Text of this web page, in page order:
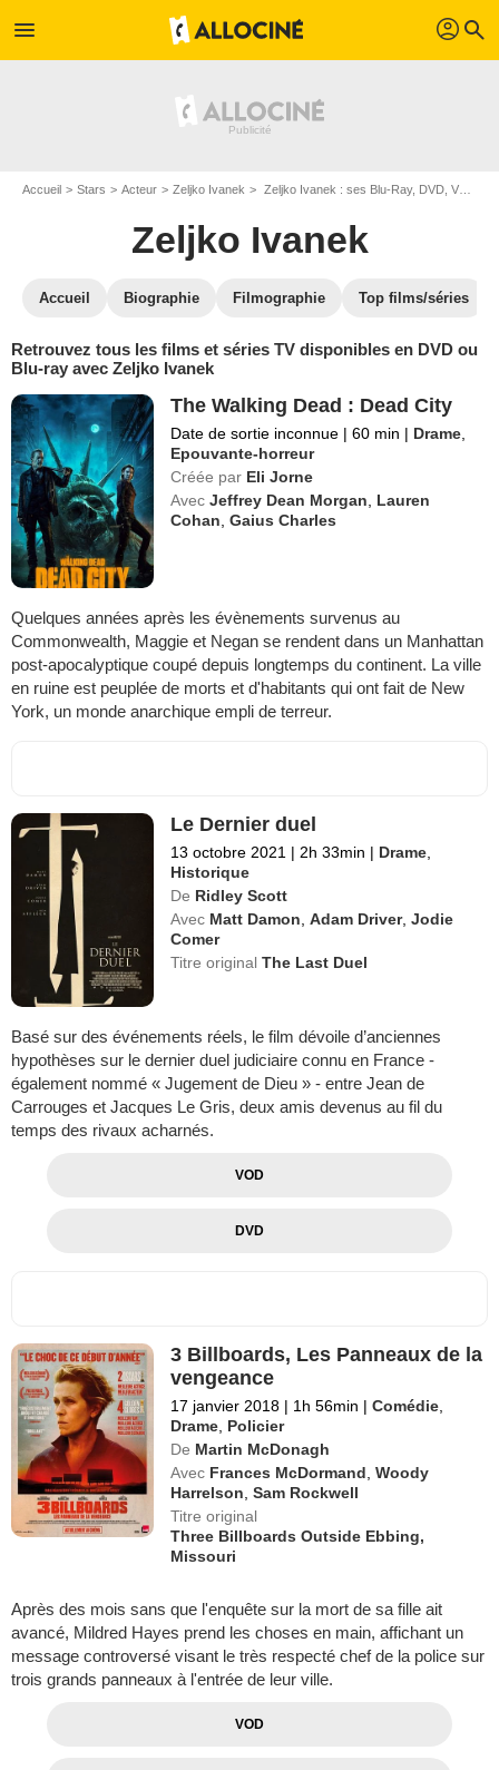
menu profil search
Accueil Stars Acteur Zeljko Ivanek Zeljko Ivanek : ses Blu-Ray, DVD, VOD, SVOD
Zeljko Ivanek
Accueil Biographie Filmographie Top films/séries
Retrouvez tous les films et séries TV disponibles en DVD ou
Blu-ray avec Zeljko Ivanek
The Walking Dead : Dead City
Date de sortie inconnue | 60 min | Drame
Epouvante-horreur
Créée par Eli Jorne
Avec Jeffrey Dean Morgan
Lauren
Cohan ,Gaius Charles
Quelques années après les évènements survenus au
Commonwealth, Maggie et Negan se rendent dans un Manhattan
post-apocalyptique coupé depuis longtemps du continent. La ville
en ruine est peuplée de morts et d'habitants qui ont fait de New
York, un monde anarchique empli de terreur.
Le Dernier duel
13 octobre 2021 | 2h 33min | Drame
Historique
De Ridley Scott
Avec Matt Damon ,Adam Driver,Jodie
Comer
Titre originalThe Last Duel
Basé sur des événements réels, le film dévoile d’anciennes
hypothèses sur le dernier duel judiciaire connu en France -
également nommé « Jugement de Dieu » - entre Jean de
Carrouges et Jacques Le Gris, deux amis devenus au fil du
temps des rivaux acharnés.
VOD
DVD
3 Billboards, Les Panneaux de la
vengeance
17 janvier 2018 | 1h 56min | Comédie
Drame Policier
De Martin McDonagh
Avec Frances McDormand ,Woody
Harrelson ,Sam Rockwell
Titre original
Three Billboards Outside Ebbing,
Missouri
Après des mois sans que l'enquête sur la mort de sa fille ait
avancé, Mildred Hayes prend les choses en main, affichant un
message controversé visant le très respecté chef de la police sur
trois grands panneaux à l'entrée de leur ville.
VOD